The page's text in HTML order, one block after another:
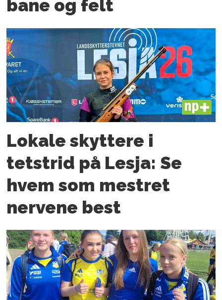
bane og felt
PLUS
Lokale skyttere i
tetstrid på Lesja: Se
hvem som mestret
nervene best